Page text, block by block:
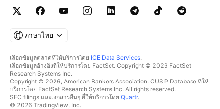
ภาษาไทย
เลือกข้อมูลตลาดที่ให้บริการโดย ICE Data Services.
เลือกข้อมูลอ้างอิงที่ให้บริการโดย FactSet. Copyright © 2026 FactSet
Research Systems Inc.
Copyright © 2026, American Bankers Association. CUSIP Database ที่ให้
บริการโดย FactSet Research Systems Inc. All rights reserved.
SEC filings และเอกสารอื่นๆ ที่ให้บริการโดย Quartr.
© 2026 TradingView, Inc.